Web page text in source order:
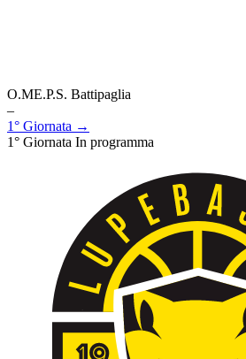
O.ME.P.S. Battipaglia
–
1° Giornata →
1° Giornata In programma